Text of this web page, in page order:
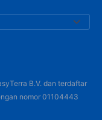
B.V. dan terdaftar
nomor 01104443